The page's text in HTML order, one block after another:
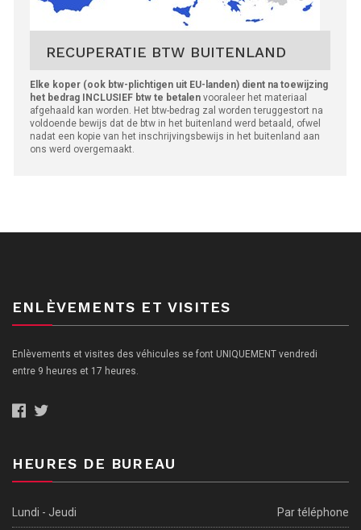
RECUPERATIE BTW BUITENLAND
Elke koper (ook btw-plichtigen uit EU-landen) dient na toewijzing
het bedrag INCLUSIEF btw te betalen vooraleer het materiaal
afgehaald kan worden. Het btw-bedrag zal worden teruggestort na
voldoende bewijs dat de btw in het buitenland werd betaald, ofwel
nadat een kopie van het inschrijvingsbewijs in het buitenland aan
ons werd overgemaakt.
ENLÈVEMENTS ET VISITES
Enlèvements et visites des véhicules se font UNIQUEMENT vendredi
entre 9 heures et 17 heures.
HEURES DE BUREAU
Lundi - Jeudi Par téléphone